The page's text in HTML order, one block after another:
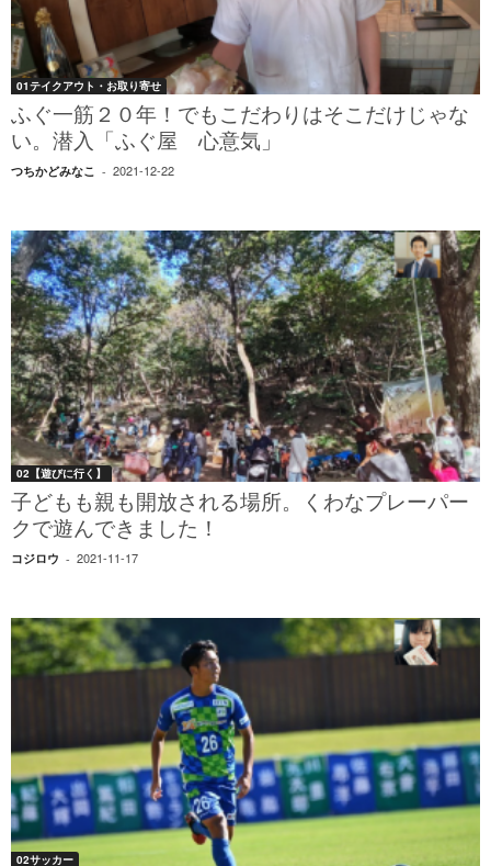
01テイクアウト・お取り寄せ
ふぐ一筋２０年！でもこだわりはそこだけじゃな
い。潜入「ふぐ屋 心意気」
つちかどみなこ - 2021-12-22
02【遊びに行く】
子どもも親も開放される場所。くわなプレーパー
クで遊んできました！
コジロウ - 2021-11-17
02サッカー